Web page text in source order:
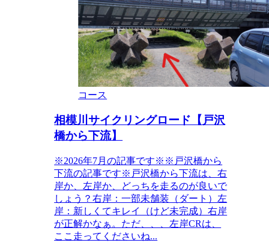
コース
相模川サイクリングロード【戸沢
橋から下流】
※2026年7月の記事です※※戸沢橋から
下流の記事です※戸沢橋から下流は、右
岸か、左岸か、どっちを走るのが良いで
しょう？右岸：一部未舗装（ダート）左
岸：新しくてキレイ（けど未完成）右岸
が正解かなぁ。ただ、、、左岸CRは、
ここ走ってくださいね...